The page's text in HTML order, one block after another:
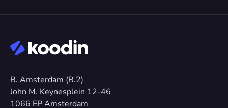
B. Amsterdam (B.2)
John M. Keynesplein 12-46
1066 EP Amsterdam